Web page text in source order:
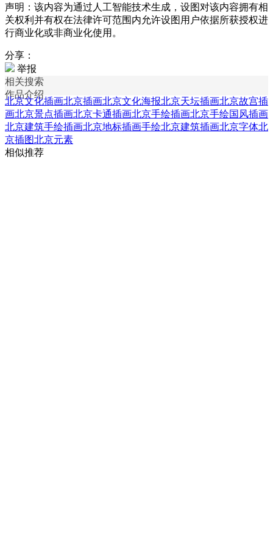
声明：该内容为通过人工智能技术生成，设图对该内容拥有相
关权利并有权在法律许可范围内允许设图用户依据所获授权进
行商业化或非商业化使用。
分享：
举报
相关搜索
作品介绍
北京文化插画北京插画北京文化海报北京天坛插画北京故宫插
画北京景点插画北京卡通插画北京手绘插画北京手绘国风插画
北京建筑手绘插画北京地标插画手绘北京建筑插画北京字体北
京插图北京元素
相似推荐